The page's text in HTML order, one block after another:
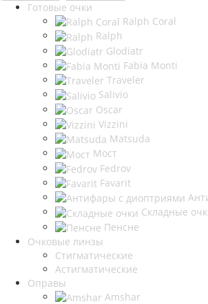
Готовые очки
Ralph Coral
Ralph
Glodiatr
Fabia Monti
Traveler
Salivio
Oscar
Vizzini
Matsuda
Мост
Fedrov
Favarit
Складные
Пенсне
Очковые линзы
Стигматические
Астигматические
Оправы
Amshar